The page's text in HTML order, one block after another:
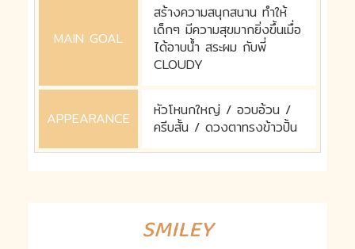
MAIN GOAL
สร้างความสนุกสนาน ทำให้
เด็กๆ มีความสุขมากยิ่งขึ้นเมื่อ
ได้อาบน้ำ สระผม กับพี่
CLOUDY
APPEARANCE
หัวโหนกใหญ่ / อวบอ้วน /
ครีบสั้น / ดวงตาทรงข้าวปั้น
SMILEY